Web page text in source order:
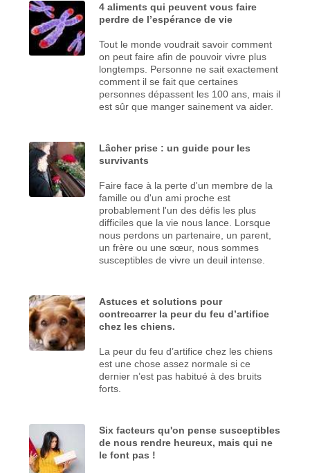
4 aliments qui peuvent vous faire
perdre de l’espérance de vie
Tout le monde voudrait savoir comment
on peut faire afin de pouvoir vivre plus
longtemps. Personne ne sait exactement
comment il se fait que certaines
personnes dépassent les 100 ans, mais il
est sûr que manger sainement va aider.
Lâcher prise : un guide pour les
survivants
Faire face à la perte d'un membre de la
famille ou d'un ami proche est
probablement l'un des défis les plus
difficiles que la vie nous lance. Lorsque
nous perdons un partenaire, un parent,
un frère ou une sœur, nous sommes
susceptibles de vivre un deuil intense.
Astuces et solutions pour
contrecarrer la peur du feu d’artifice
chez les chiens.
La peur du feu d’artifice chez les chiens
est une chose assez normale si ce
dernier n’est pas habitué à des bruits
forts.
Six facteurs qu'on pense susceptibles
de nous rendre heureux, mais qui ne
le font pas !